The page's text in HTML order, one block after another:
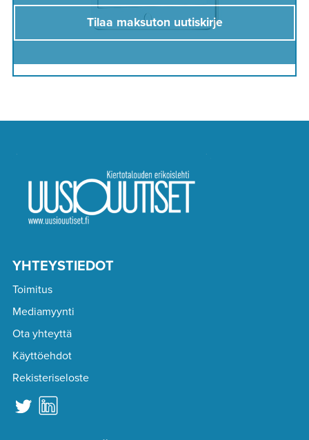
Tilaa maksuton uutiskirje
YHTEYSTIEDOT
Toimitus
Mediamyynti
Ota yhteyttä
Käyttöehdot
Rekisteriseloste